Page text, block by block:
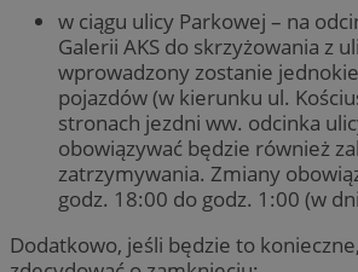
w ciągu ulicy Parkowej – na
Galerii AKS do skrzyżowania z
wprowadzony zostanie
pojazdów (w kierunku ul.
stronach jezdni ww. odcinka
obowiązywać będzie również
zatrzymywania. Zmiany
godz. 18:00 do godz. 1:00 (w
Dodatkowo, jeśli będzie to